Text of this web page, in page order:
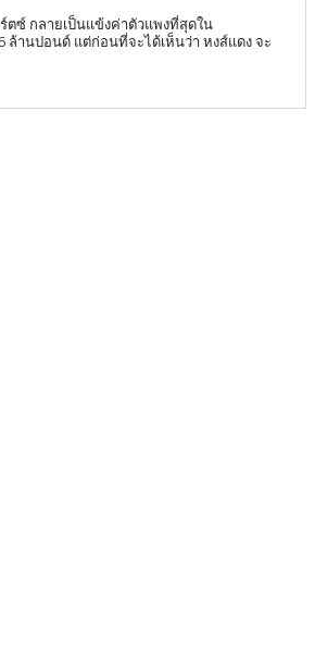
ตซ์ กลายเป็นแข้งค่าตัวแพงที่สุดใน
า หงส์แดง จะ